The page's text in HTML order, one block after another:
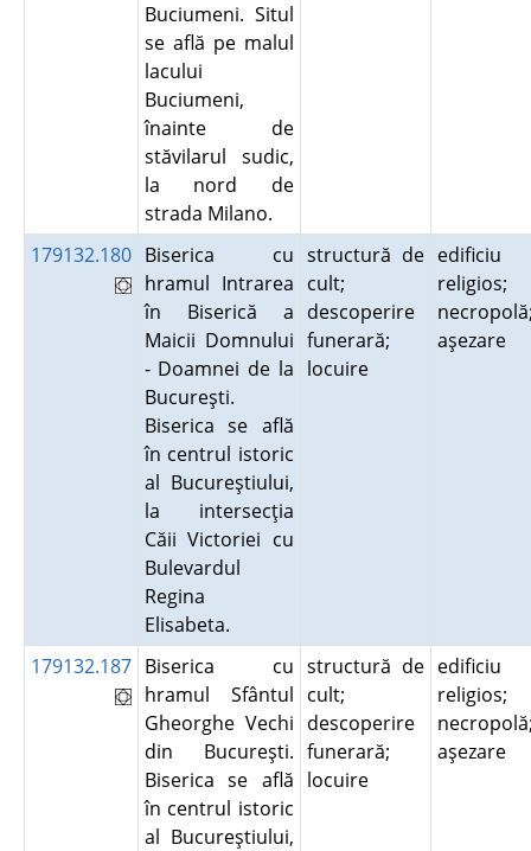
Buciumeni. Situl
se află pe malul
lacului
Buciumeni,
înainte de
stăvilarul sudic,
la nord de
strada Milano.
179132.180 Biserica cu
hramul Intrarea
în Biserică a
Maicii Domnului
- Doamnei de la
Bucureşti.
Biserica se află
în centrul istoric
al Bucureştiului,
la intersecţia
Căii Victoriei cu
Bulevardul
Regina
Elisabeta.
structură de
cult;
descoperire
funerară;
locuire
edificiu
religios;
aşezare
179132.187 Biserica cu
hramul Sfântul
Gheorghe Vechi
din Bucureşti.
Biserica se află
în centrul istoric
al Bucureştiului,
structură de
cult;
descoperire
funerară;
locuire
edificiu
religios;
aşezare